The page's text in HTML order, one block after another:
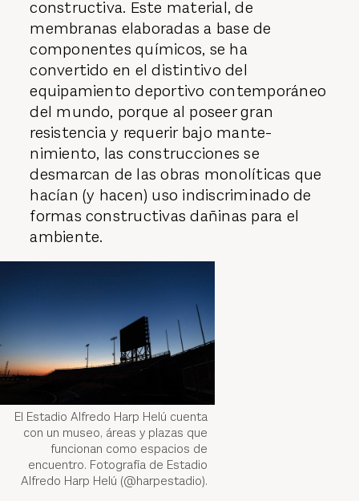
constructiva. Este material, de
membranas elaboradas a base de
componentes químicos, se ha
convertido en el distintivo del
equipamiento deportivo contemporáneo
del mundo, porque al poseer gran
resistencia y requerir bajo mante­
nimiento, las construcciones se
desmarcan de las obras monolíticas que
hacían (y hacen) uso indiscriminado de
formas constructivas dañinas para el
ambiente.
El Estadio Alfredo Harp Helú cuenta
con un museo, áreas y plazas que
funcionan como espacios de
encuentro. Fotografía de Estadio
Alfredo Harp Helú (@harpestadio).